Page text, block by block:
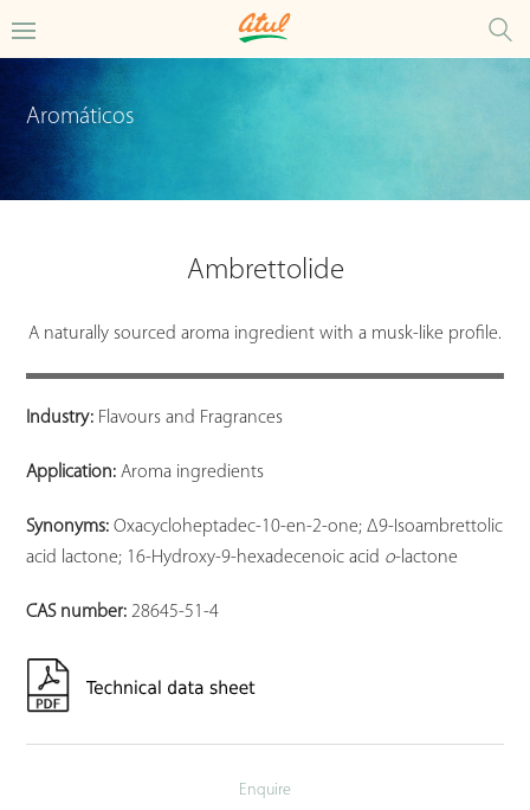
Aromáticos
Ambrettolide
A naturally sourced aroma ingredient with a musk-like profile.
Industry: Flavours and Fragrances
Application: Aroma ingredients
Synonyms: Oxacycloheptadec-10-en-2-one; Δ9-Isoambrettolic
acid lactone; 16-Hydroxy-9-hexadecenoic acid ο-lactone
CAS number: 28645-51-4
Enquire